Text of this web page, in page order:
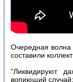
Очередная волна
составили
"Ликвидируют
вопиющий